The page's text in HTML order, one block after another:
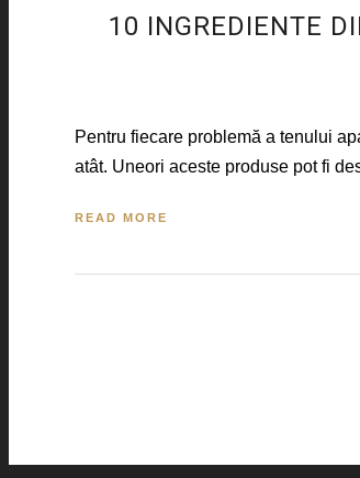
10 INGREDIENTE
Pentru fiecare problemă a tenului
atât. Uneori aceste produse pot fi
READ MORE